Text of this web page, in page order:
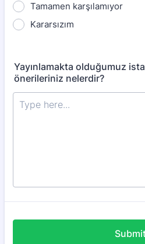
Tamamen karşılamıyor
Kararsızım
Yayınlamakta olduğumuz
önerileriniz nelerdir?